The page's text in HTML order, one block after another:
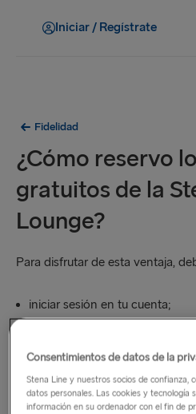
Iniciar / Regístrate
Fidelidad
¿Cómo reservo
gratuitos de la
Lounge?
Para disfrutar de esta ventaja,
iniciar sesión en tu cuenta;
comprar un billete de categoría
Prémium;
seleccionar Stena Plus
Consentimientos de datos de la
Stena Line y nuestros socios de confianza,
datos personales. Las cookies y tecnología
información en su ordenador con el fin de